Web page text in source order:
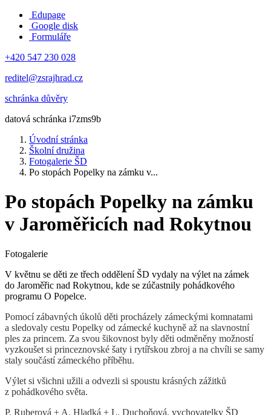
Edupage
Google disk
Formuláře
+420 547 230 028
reditel@zsrajhrad.cz
schránka důvěry
datová schránka i7zms9b
Úvodní stránka
Školní družina
Fotogalerie ŠD
Po stopách Popelky na zámku v...
Po stopách Popelky na zámku
v Jaroměřicích nad Rokytnou
Fotogalerie
V květnu se děti ze třech oddělení ŠD vydaly na výlet na zámek
do Jaroměřic nad Rokytnou, kde se zúčastnily pohádkového
programu O Popelce.
Pomocí zábavných úkolů děti procházely zámeckými komnatami
a sledovaly cestu Popelky od zámecké kuchyně až na slavnostní
ples za princem. Za svou šikovnost byly děti odměněny možností
vyzkoušet si princeznovské šaty i rytířskou zbroj a na chvíli se samy
staly součástí zámeckého příběhu.
Výlet si všichni užili a odvezli si spoustu krásných zážitků
z pohádkového světa.
P. Ruberová + A. Hladká + L. Duchoňová, vychovatelky ŠD